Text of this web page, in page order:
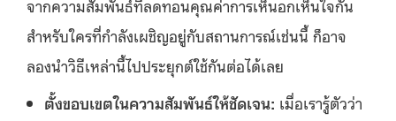
จากความสัมพันธ์ที่ลดทอนคุณค่าการเห็นอกเห็นใจกัน
สำหรับใครที่กำลังเผชิญอยู่กับสถานการณ์เช่นนี้ ก็อาจ
ลองนำวิธีเหล่านี้ไปประยุกต์ใช้กันต่อได้เลย
ตั้งขอบเขตในความสัมพันธ์ให้ชัดเจน: เมื่อเรารู้ตัวว่า